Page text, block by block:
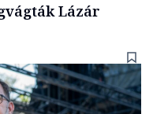
Lázár